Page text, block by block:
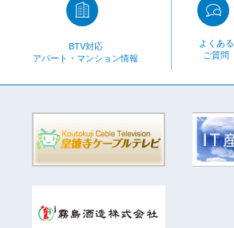
BTV対応
アパート・マンション情報
よくある
ご質問